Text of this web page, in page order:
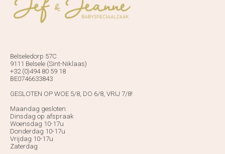
Belseledorp 57C
9111 Belsele (Sint-Niklaas)
+32 (0)494 80 59 18
BE0746633843
GESLOTEN OP WOE 5/8, DO 6/8, VRIJ 7/8!
Maandag gesloten
Dinsdag op afspraak
Woensdag 10-17u
Donderdag 10-17u
Vrijdag 10-17u
Zaterdag